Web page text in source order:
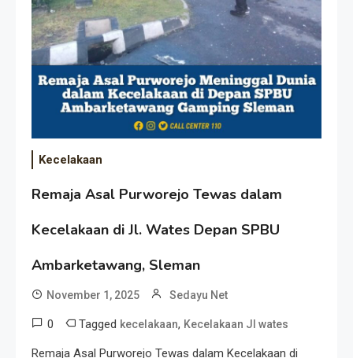
Kecelakaan
Remaja Asal Purworejo Tewas dalam
Kecelakaan di Jl. Wates Depan SPBU
Ambarketawang, Sleman
November 1, 2025 Sedayu Net
0 Tagged kecelakaan, Kecelakaan Jl wates
Remaja Asal Purworejo Tewas dalam Kecelakaan di